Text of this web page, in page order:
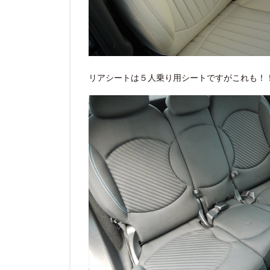
リアシートは５人乗り用シートですがこれも！